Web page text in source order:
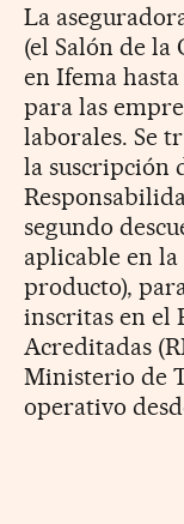
La
(el Salón de la
en Ifema
para las
laborales. Se
la suscripción
segundo
aplicable en
producto),
inscritas en el
Acreditadas
Ministerio de
operativo